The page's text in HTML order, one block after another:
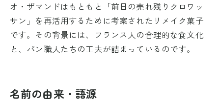
オ・ザマンドはもともと「前日の売れ残りクロワッ
サン」を再活用するために考案されたリメイク菓子
です。その背景には、フランス人の合理的な食文化
と、パン職人たちの工夫が詰まっているのです。
名前の由来・語源